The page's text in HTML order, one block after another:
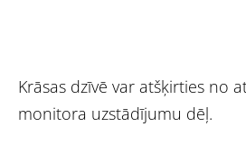
Krāsas dzīvē var atšķirties no
monitora uzstādījumu dēļ.